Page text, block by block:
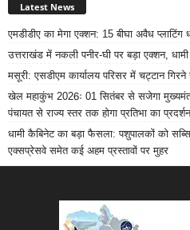
Latest News
एमडीडीए का मेगा एक्शन: 15 बीघा अवैध प्लाटिंग
उत्तराखंड में नकली पनीर-घी पर बड़ा एक्शन,
मसूरी: एसडीएम कार्यालय परिसर में चट्टान
खेल महाकुंभ 2026ः 01 सितंबर से सजेगा
पंचायत से राज्य स्तर तक होगा प्रतिभा का प्रदर्शन
धामी कैबिनेट का बड़ा फैसला: पशुपालकों को
एक्सप्रेसवे समेत कई अहम प्रस्तावों पर मुहर